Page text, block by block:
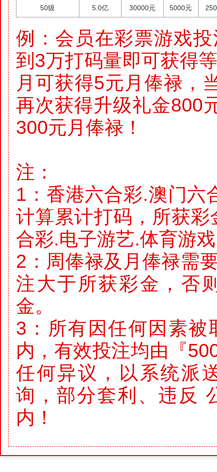
50级 5.0亿 30000元 5000元
例：会员在彩票游戏
到3万打码量即可获得
月可获得5元月俸禄，
再次获得升级礼金800
300元月俸禄！
注：
1：香港六合彩.澳门六
计算累计打码，所获
合彩.电子游艺.体育游
2：周俸禄及月俸禄需
注大于所获彩金，否
金。
3：所有因任何因素被
内，有效投注均由『
任何异议，以系统派
询，部分套利、违反
内！